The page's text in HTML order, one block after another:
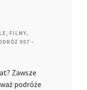
, FILMY,
007 –
Zawsze
podróże